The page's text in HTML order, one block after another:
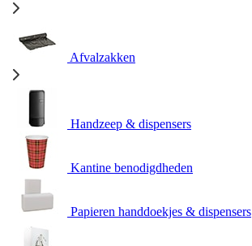
Afvalzakken
Handzeep & dispensers
Kantine benodigdheden
Papieren handdoekjes & dispensers